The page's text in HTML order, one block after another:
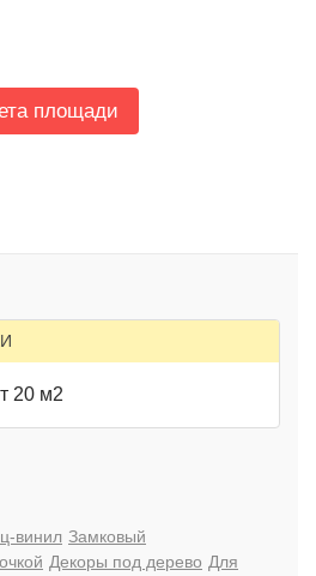
площади
20 м2
винил Замковый
Декоры под дерево Для